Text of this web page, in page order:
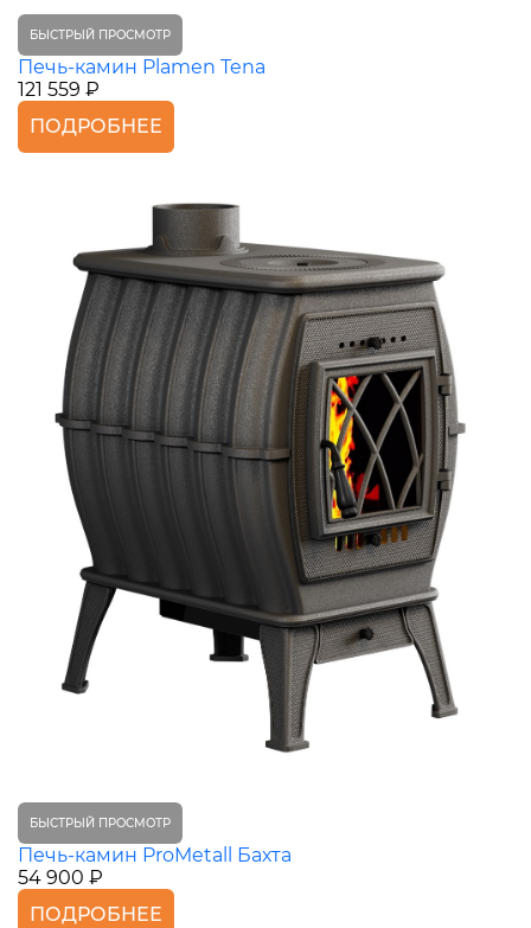
БЫСТРЫЙ ПРОСМОТР
Печь-камин Plamen Tena
121 559 ₽
ПОДРОБНЕЕ
БЫСТРЫЙ ПРОСМОТР
Печь-камин ProMetall Бахта
54 900 ₽
ПОДРОБНЕЕ